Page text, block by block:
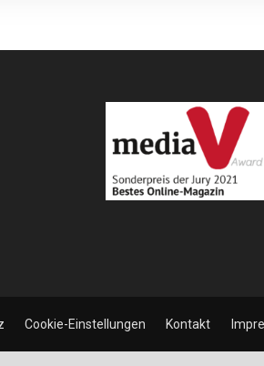
Cookie-Einstellungen Kontakt